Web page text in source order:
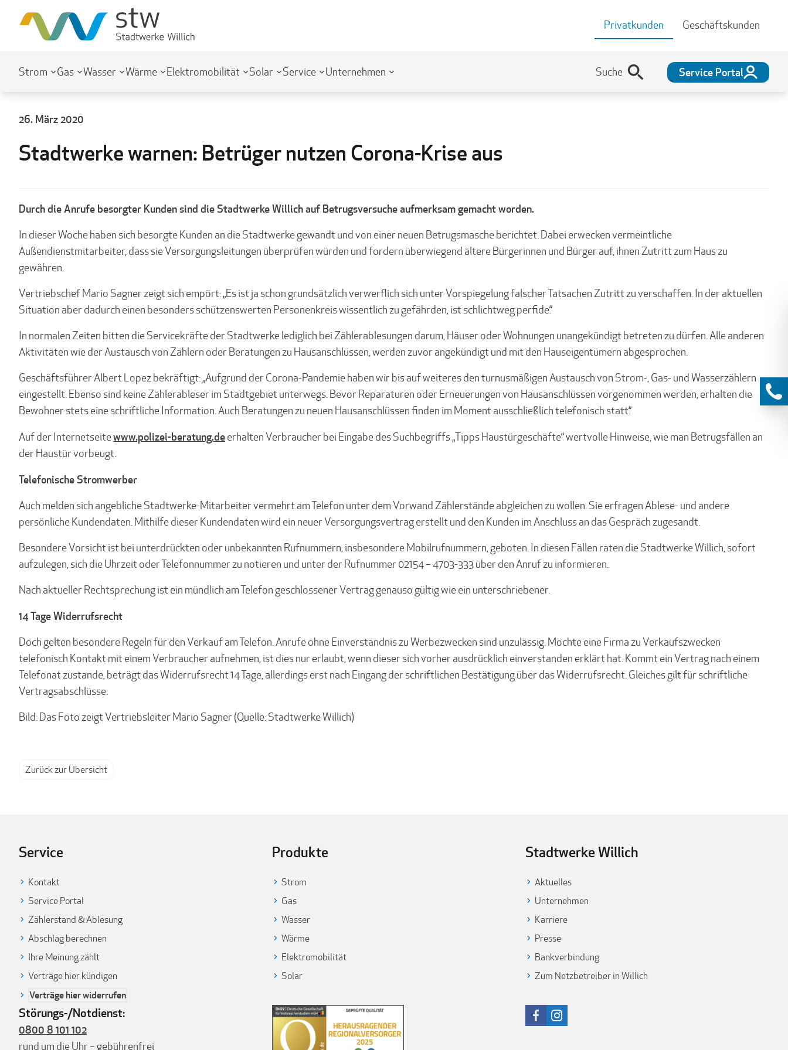
Privatkunden Geschäftskunden
Strom Gas Wasser Wärme Elektromobilität Solar Service Unternehmen Service Portal
26. März 2020
Stadtwerke warnen: Betrüger nutzen Corona-Krise aus
Durch die Anrufe besorgter Kunden sind die Stadtwerke Willich auf Betrugsversuche aufmerksam gemacht worden.
In dieser Woche haben sich besorgte Kunden an die Stadtwerke gewandt und von einer neuen Betrugsmasche berichtet. Dabei erwecken vermeintliche
Außendienstmitarbeiter, dass sie Versorgungsleitungen überprüfen würden und fordern überwiegend ältere Bürgerinnen und Bürger auf, ihnen Zutritt zum Haus zu
gewähren.
Vertriebschef Mario Sagner zeigt sich empört: „Es ist ja schon grundsätzlich verwerflich sich unter Vorspiegelung falscher Tatsachen Zutritt zu verschaffen. In der aktuellen
Situation aber dadurch einen besonders schützenswerten Personenkreis wissentlich zu gefährden, ist schlichtweg perfide.“
In normalen Zeiten bitten die Servicekräfte der Stadtwerke lediglich bei Zählerablesungen darum, Häuser oder Wohnungen unangekündigt betreten zu dürfen. Alle anderen
Aktivitäten wie der Austausch von Zählern oder Beratungen zu Hausanschlüssen, werden zuvor angekündigt und mit den Hauseigentümern abgesprochen.
Geschäftsführer Albert Lopez bekräftigt: „Aufgrund der Corona-Pandemie haben wir bis auf weiteres den turnusmäßigen Austausch von Strom-, Gas- und Wasserzählern
eingestellt. Ebenso sind keine Zählerableser im Stadtgebiet unterwegs. Bevor Reparaturen oder Erneuerungen von Hausanschlüssen vorgenommen werden, erhalten die
Bewohner stets eine schriftliche Information. Auch Beratungen zu neuen Hausanschlüssen finden im Moment ausschließlich telefonisch statt.“
Auf der Internetseitewww.polizei-beratung.deerhalten Verbraucher bei Eingabe des Suchbegriffs „Tipps Haustürgeschäfte“ wertvolle Hinweise, wie man Betrugsfällen an
der Haustür vorbeugt.
Telefonische Stromwerber
Auch melden sich angebliche Stadtwerke-Mitarbeiter vermehrt am Telefon unter dem Vorwand Zählerstände abgleichen zu wollen. Sie erfragen Ablese- und andere
persönliche Kundendaten. Mithilfe dieser Kundendaten wird ein neuer Versorgungsvertrag erstellt und den Kunden im Anschluss an das Gespräch zugesandt.
Besondere Vorsicht ist bei unterdrückten oder unbekannten Rufnummern, insbesondere Mobilrufnummern, geboten. In diesen Fällen raten die Stadtwerke Willich, sofort
aufzulegen, sich die Uhrzeit oder Telefonnummer zu notieren und unter der Rufnummer 02154 – 4703-333 über den Anruf zu informieren.
Nach aktueller Rechtsprechung ist ein mündlich am Telefon geschlossener Vertrag genauso gültig wie ein unterschriebener.
14 Tage Widerrufsrecht
Doch gelten besondere Regeln für den Verkauf am Telefon. Anrufe ohne Einverständnis zu Werbezwecken sind unzulässig. Möchte eine Firma zu Verkaufszwecken
telefonisch Kontakt mit einem Verbraucher aufnehmen, ist dies nur erlaubt, wenn dieser sich vorher ausdrücklich einverstanden erklärt hat. Kommt ein Vertrag nach einem
Telefonat zustande, beträgt das Widerrufsrecht 14 Tage, allerdings erst nach Eingang der schriftlichen Bestätigung über das Widerrufsrecht. Gleiches gilt für schriftliche
Vertragsabschlüsse.
Bild: Das Foto zeigt Vertriebsleiter Mario Sagner (Quelle: Stadtwerke Willich)
Zurück zur Übersicht
Service
Kontakt
Service Portal
Zählerstand & Ablesung
Abschlag berechnen
Ihre Meinung zählt
Verträge hier kündigen
Verträge hier widerrufen
Produkte
Strom
Gas
Wasser
Wärme
Elektromobilität
Solar
Stadtwerke Willich
Aktuelles
Unternehmen
Karriere
Presse
Bankverbindung
Zum Netzbetreiber in Willich
Störungs-/Notdienst:
0800 8 101 102
rund um die Uhr – gebührenfrei